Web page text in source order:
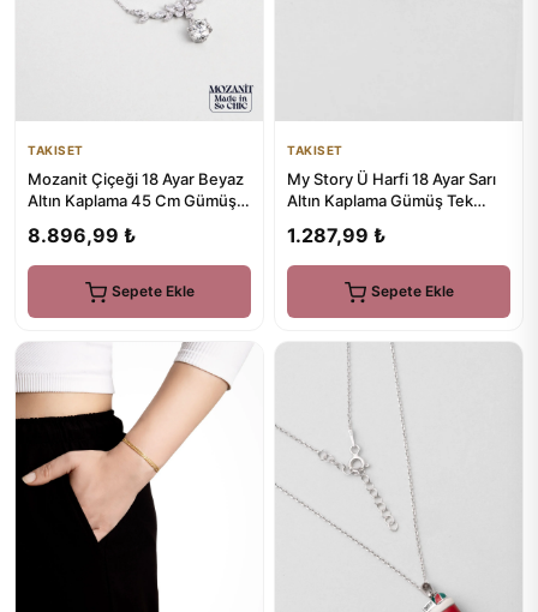
TAKISET
Mozanit Çiçeği 18 Ayar Beyaz
Altın Kaplama 45 Cm Gümüş
8.896,99 ₺
Sepete Ekle
TAKISET
My Story Ü Harfi 18 Ayar Sarı
Altın Kaplama Gümüş Tek
1.287,99 ₺
Sepete Ekle